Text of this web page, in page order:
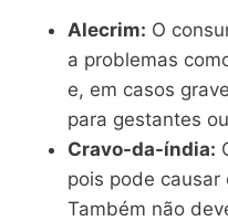
Alecrim: O
a problemas
e, em casos
para gestantes
Cravo-da-índia:
pois pode causar
Também não